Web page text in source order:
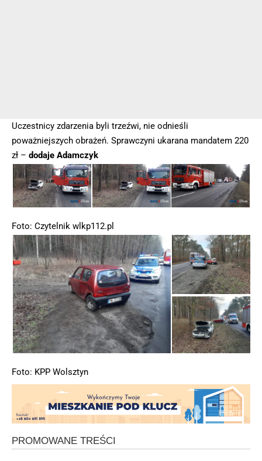
Uczestnicy zdarzenia byli trzeźwi, nie odnieśli
poważniejszych obrażeń. Sprawczyni ukarana mandatem 220
zł – dodaje Adamczyk
Foto: Czytelnik wlkp112.pl
Foto: KPP Wolsztyn